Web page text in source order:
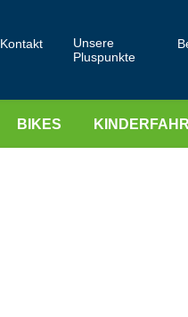
Kontakt
Unsere
Pluspunkte
BIKES